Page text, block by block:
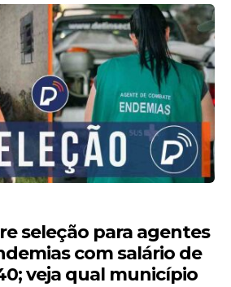
seleção para agentes
com salário de
veja qual município